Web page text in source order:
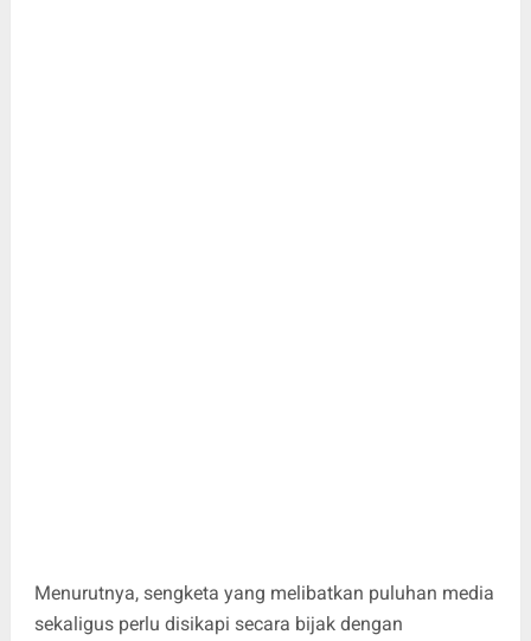
Menurutnya, sengketa yang melibatkan puluhan media
sekaligus perlu disikapi secara bijak dengan